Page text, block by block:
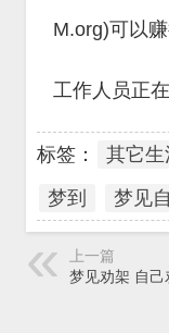
M.org)可以赚
工作人员正
标签： 其它生
梦到
梦见
上一篇
梦见劝架 自己